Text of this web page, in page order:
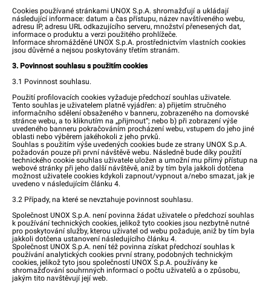
Cookies používané stránkami UNOX S.p.A. shromažďují a ukládají
následující informace: datum a čas přístupu, název navštíveného webu,
adresu IP, adresu URL odkazujícího serveru, množství přenesených dat,
informace o produktu a verzi použitého prohlížeče.
Informace shromážděné UNOX S.p.A. prostřednictvím vlastních cookies
jsou důvěrné a nejsou poskytovány třetím stranám.
3. Povinnost souhlasu s použitím cookies
3.1 Povinnost souhlasu.
Použití profilovacích cookies vyžaduje předchozí souhlas uživatele.
Tento souhlas je uživatelem platně vyjádřen: a) přijetím stručného
informačního sdělení obsaženého v banneru, zobrazeného na domovské
stránce webu, a to kliknutím na „přijmout“; nebo b) při zobrazení výše
uvedeného banneru pokračováním procházení webu, vstupem do jeho jiné
oblasti nebo výběrem jakéhokoli z jeho prvků.
Souhlas s použitím výše uvedených cookies bude ze strany UNOX S.p.A.
požadován pouze při první návštěvě webu. Následně bude díky použití
technického cookie souhlas uživatele uložen a umožní mu přímý přístup na
webové stránky při jeho další návštěvě, aniž by tím byla jakkoli dotčena
možnost uživatele cookies kdykoli zapnout/vypnout a/nebo smazat, jak je
uvedeno v následujícím článku 4.
3.2 Případy, na které se nevztahuje povinnost souhlasu.
Společnost UNOX S.p.A. není povinna žádat uživatele o předchozí souhlas
k používání technických cookies, jelikož tyto cookies jsou nezbytně nutné
pro poskytování služby, kterou uživatel od webu požaduje, aniž by tím byla
jakkoli dotčena ustanovení následujícího článku 4.
Společnost UNOX S.p.A. není též povinna získat předchozí souhlas k
používání analytických cookies první strany, podobných technickým
cookies, jelikož tyto jsou společností UNOX S.p.A. používány ke
shromažďování souhrnných informací o počtu uživatelů a o způsobu,
jakým tito navštěvují její web.